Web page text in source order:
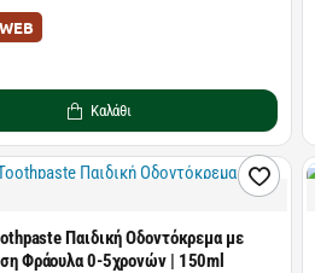
Καλάθι
Παιδική Οδοντόκρεμα με
Φράουλα 0-5χρονών | 150ml